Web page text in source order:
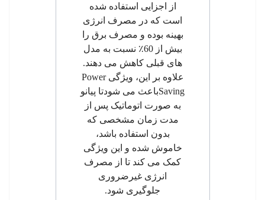
از اجزایی استفاده شده
است که در مصرف انرژی
بهینه بوده و مصرف برق را
بیش از 60
٪ نسبت به مدل
های قبلی کاهش می دهند.
علاوه بر این، ویژگیPower
Savingباعث می شودتا پیانو
به صورت اتوماتیک پس از
مدت زمان مشخصی که
بدون استفاده باشد،
خاموش شده و این ویژگی
کمک می کند تا از مصرف
انرژی غیرضروری
جلوگیری شود.